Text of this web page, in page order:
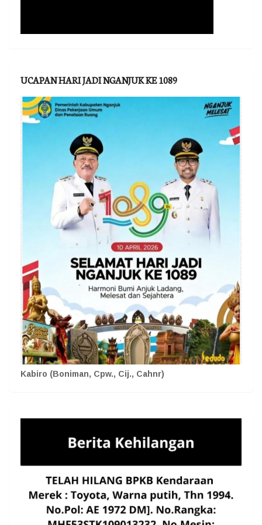
UCAPAN HARI JADI NGANJUK KE 1089
Kabiro (Boniman, Cpw., Cij., Cahnr)